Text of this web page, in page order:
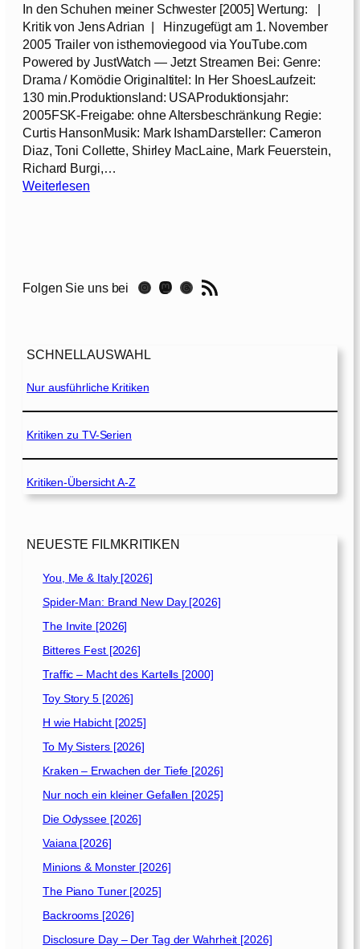
0
8
]
S
c
h
u
h
e
n
m
e
i
n
h
t
r
In den Schuhen meiner Schwester [2005] Wertung: |
Kritik von Jens Adrian | Hinzugefügt am 1. November
2005 Trailer von isthemoviegood via YouTube.com
Powered by JustWatch — Jetzt Streamen Bei: Genre:
Drama / Komödie Originaltitel: In Her ShoesLaufzeit:
130 min.Produktionsland: USAProduktionsjahr:
2005FSK-Freigabe: ohne Altersbeschränkung Regie:
Curtis HansonMusik: Mark IshamDarsteller: Cameron
Diaz, Toni Collette, Shirley MacLaine, Mark Feuerstein,
Richard Burgi,…
Weiterlesen:
S
h
n
m
e
e
r
c
w
s
t
e
[
2
0
0
5
]
Folgen Sie uns bei Instagram Mastodon Threads RSS-Feed
SCHNELLAUSWAHL
Nur ausführliche Kritiken
Kritiken zu TV-Serien
Kritiken-Übersicht A-Z
NEUESTE FILMKRITIKEN
You, Me & Italy [2026]
Spider-Man: Brand New Day [2026]
The Invite [2026]
Bitteres Fest [2026]
Traffic – Macht des Kartells [2000]
Toy Story 5 [2026]
H wie Habicht [2025]
To My Sisters [2026]
Kraken – Erwachen der Tiefe [2026]
Nur noch ein kleiner Gefallen [2025]
Die Odyssee [2026]
Vaiana [2026]
Minions & Monster [2026]
The Piano Tuner [2025]
Backrooms [2026]
Disclosure Day – Der Tag der Wahrheit [2026]